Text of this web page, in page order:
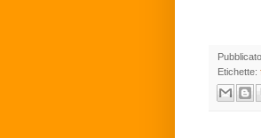
Etichette: